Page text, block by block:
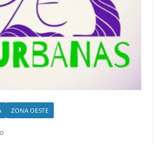
ZONA OESTE